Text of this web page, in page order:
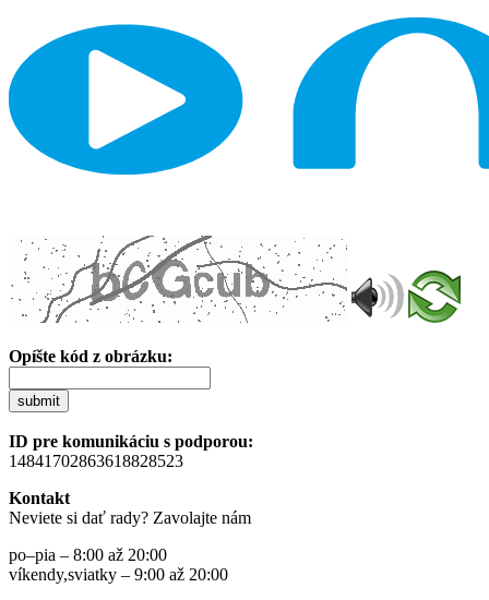
Opíšte kód z obrázku:
submit
ID pre komunikáciu s podporou:
14841702863618828523
Kontakt
Neviete si dať rady? Zavolajte nám
po–pia – 8:00 až 20:00
víkendy,sviatky – 9:00 až 20:00